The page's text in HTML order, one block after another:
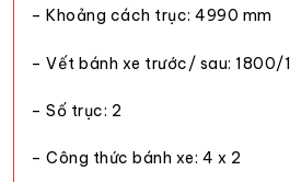
– Khoảng cách trục: 4990 mm
– Vết bánh xe trước/ sau: 1800/
– Số trục: 2
– Công thức bánh xe: 4 x 2